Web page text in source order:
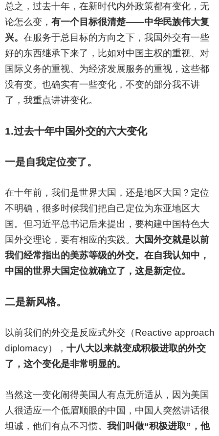
总之，过去十年，在新时代内外政策都有变化，无
论怎么变， 有一个目标很清楚——中华民族伟大复
兴。 在服务于总目标的方向之下，我国外交有一些
好的东西继承下来了，比如对中国主权的重视、对
国际义务的重视、为经济发展服务的重视，这些都
没有变。也确实有一些变化，不变的部分我不讲
了，我重点讲讲变化。
1.过去十年中国外交的六大变化
一是自我定位变了。
在十年前，我们是世界大国，还是地区大国？定位
不明确，很多时候我们把自己定位为东亚地区大
国。但习近平总书记后来提出，要构建中国特色大
国外交理论，要有相应的实践。 大国外交就是以前
我们经常指出的美苏等级的外交。在自我认知中，
中国的世界大国定位就确立了，这是新定位。
二是新风格。
以前我们的外交是反应式外交（Reactive approach
diplomacy）， 十八大以来就变成积极进取的外交
了，这个变化是非常明显的。
当然这一变化闹得美国人有点无所适从，因为美国
人很适应一个低眉顺眼的中国，中国人突然讲话很
坦诚，他们有点不习惯。 我们叫做“积极进取”，他